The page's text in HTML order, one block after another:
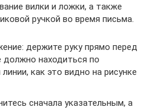
вилки и ложки, а также
ручкой во время письма.
держите руку прямо перед
должно находиться по
как это видно на рисунке
сначала указательным, а